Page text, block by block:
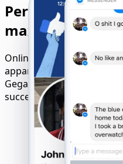
Perfecte
maximale
Online hacktool voor
apparaten,
Gegarandeerde
succes'-logica.